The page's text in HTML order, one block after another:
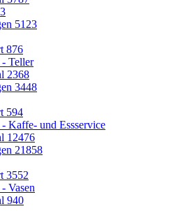
5123
876
- Teller
2368
3448
594
Kaffe- und Essservice
12476
21858
3552
Vasen
940